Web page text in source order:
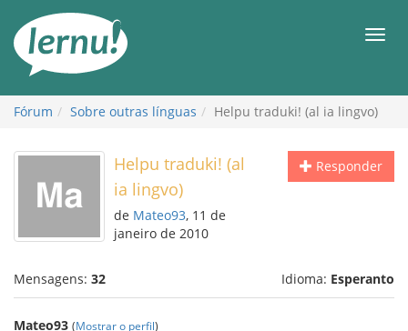
conteúdo
Fórum Sobre outras línguas Helpu traduki! (al ia lingvo)
Responder
Helpu traduki! (al
ia lingvo)
de Mateo93, 11 de
janeiro de 2010
Mensagens: 32 Idioma: Esperanto
Mateo93 (Mostrar o perfil)